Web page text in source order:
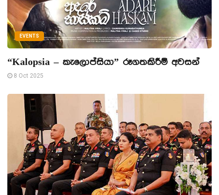
EVENTS
“Kalopsia – කැලොප්සියා” රූගතකිරීම් අවසන්
8 Oct 2025